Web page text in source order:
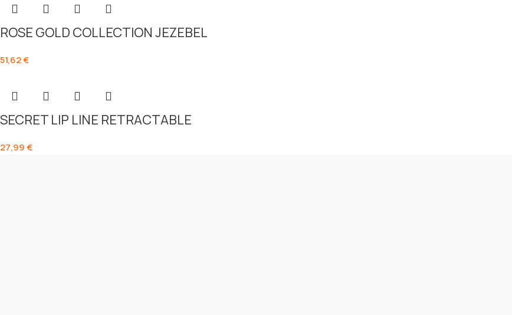
ROSE GOLD COLLECTION JEZEBEL
51,62€
SECRET LIP LINE RETRACTABLE
27,99€